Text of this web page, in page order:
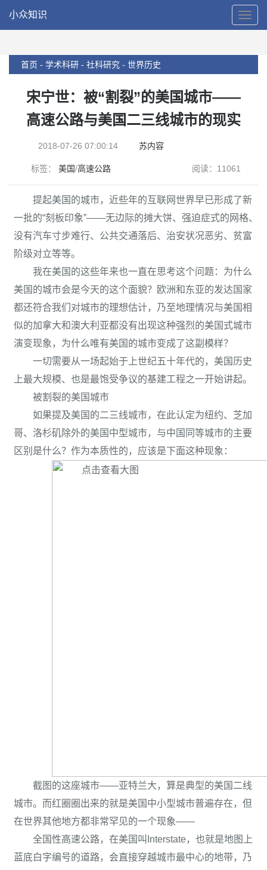
T
o
e
o
n
小众知识
首页 - 学术科研 - 社科研究 - 世界历史
宋宁世：被“割裂”的美国城市——
高速公路与美国二三线城市的现实
2018-07-26 07:00:14 苏内容
标签： 美国/高速公路 阅读：11061
提起美国的城市，近些年的互联网世界早已形成了新
一批的“刻板印象”——无边际的摊大饼、强迫症式的网格、
没有汽车寸步难行、公共交通落后、治安状况恶劣、贫富
阶级对立等等。
我在美国的这些年来也一直在思考这个问题：为什么
美国的城市会是今天的这个面貌？欧洲和东亚的发达国家
都还符合我们对城市的理想估计，乃至地理情况与美国相
似的加拿大和澳大利亚都没有出现这种强烈的美国式城市
演变现象，为什么唯有美国的城市变成了这副模样？
一切需要从一场起始于上世纪五十年代的，美国历史
上最大规模、也是最饱受争议的基建工程之一开始讲起。
被割裂的美国城市
如果提及美国的二三线城市，在此认定为纽约、芝加
哥、洛杉矶除外的美国中型城市，与中国同等城市的主要
区别是什么？作为本质性的，应该是下面这种现象：
截图的这座城市——亚特兰大，算是典型的美国二线
城市。而红圈圈出来的就是美国中小型城市普遍存在，但
在世界其他地方都非常罕见的一个现象——
全国性高速公路，在美国叫Interstate，也就是地图上
蓝底白字编号的道路，会直接穿越城市最中心的地带，乃